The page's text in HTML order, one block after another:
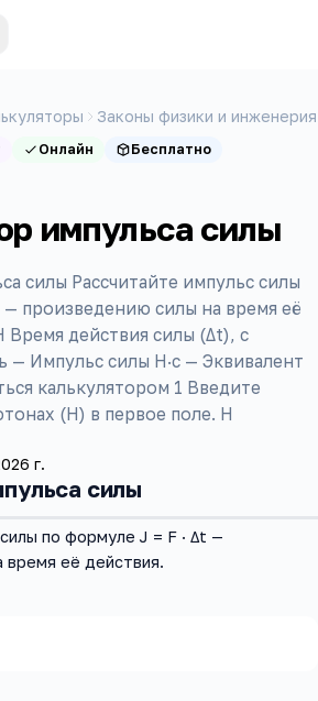
Законы физики и инженерия
Онлайн
Бесплатно
импульса силы
силы Рассчитайте импульс силы
— произведению силы на время её
Время действия силы (Δt), с
— Импульс силы Н·с — Эквивалент
калькулятором 1 Введите
(Н) в первое поле. Н
г.
силы
по формуле J = F · Δt —
время её действия.